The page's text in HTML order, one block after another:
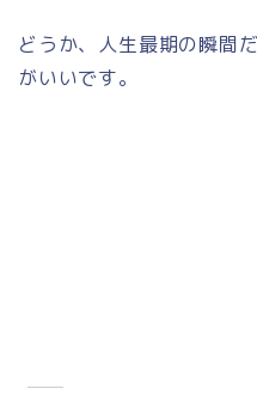
どうか、人生最期の瞬間
がいいです。